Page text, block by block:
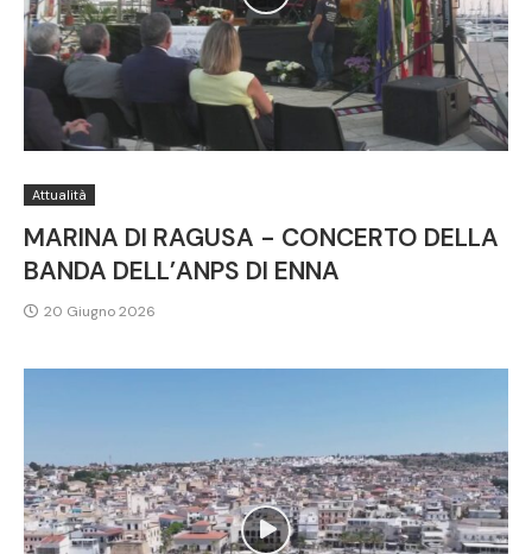
Attualità
MARINA DI RAGUSA - CONCERTO DELLA
BANDA DELL’ANPS DI ENNA
20 Giugno 2026